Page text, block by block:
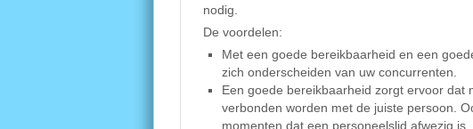
nodig.
De voordelen:
Met een goede bereikbaarheid en een
zich onderscheiden van uw concurrenten.
Een goede bereikbaarheid zorgt ervoor dat
verbonden worden met de juiste persoon.
momenten dat een personeelslid afwezig is.